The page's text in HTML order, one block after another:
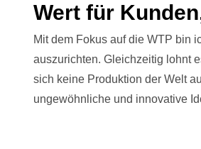
Wert für
Mit dem Fokus auf die WTP bin
auszurichten. Gleichzeitig lohnt
sich keine Produktion der Welt
ungewöhnliche und innovative